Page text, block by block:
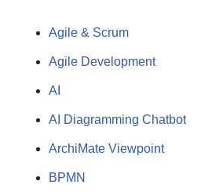
Agile & Scrum
Agile Development
AI
AI Diagramming Chatbot
ArchiMate Viewpoint
BPMN